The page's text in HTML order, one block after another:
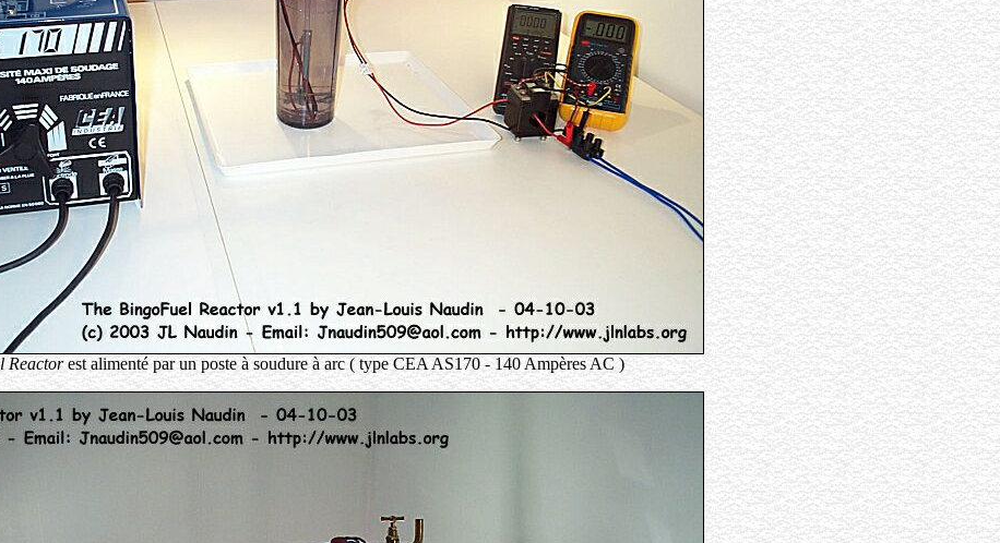
Reactorest alimenté par un poste à soudure à arc ( type CEA AS170 - 140 Ampères AC )